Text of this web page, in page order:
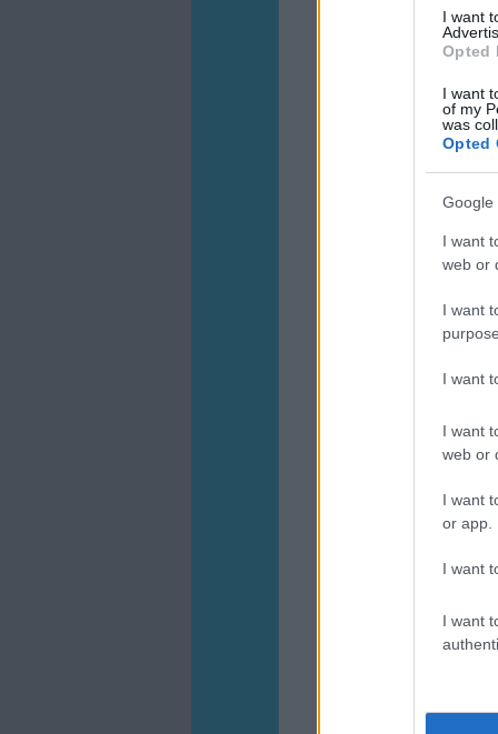
I want
Opted
I want
of my
was
Opted
Google
I want
web or
I want
I want
I want
web or
I want
or app.
I want
I want